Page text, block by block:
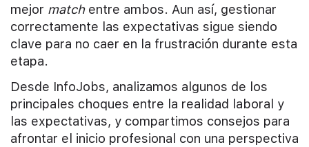
mejor match entre ambos. Aun así, gestionar
correctamente las expectativas sigue siendo
clave para no caer en la frustración durante esta
etapa.
Desde InfoJobs, analizamos algunos de los
principales choques entre la realidad laboral y
las expectativas, y compartimos consejos para
afrontar el inicio profesional con una perspectiva